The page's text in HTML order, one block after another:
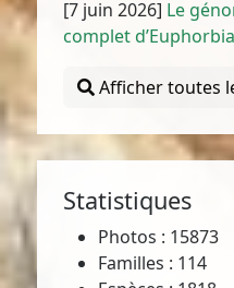
[7 juin 2026] Le
complet
Afficher toutes
Statistiques
Photos : 15873
Familles : 114